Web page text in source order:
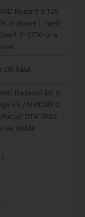
Ryzen? 3 130
or above | Intel?
i7-3770 or a
GB RAM
Radeon? RX V
56 / NVIDIA? G
GTX 1060
GB VRAM